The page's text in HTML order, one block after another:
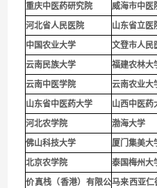
重庆中医药研究院 威海市中医
河北省人民医院
山东省立医
中国农业大学
文登市人民
云南民族大学
福建农林大
云南中医学院
云南农业大
山东省中医药大学
山西中医药
河北农学院
渤海大学
佛山科技大学
厦门集美大
北京农学院
泰国梅州大
价真栈（香港）有限公马来西亚仁